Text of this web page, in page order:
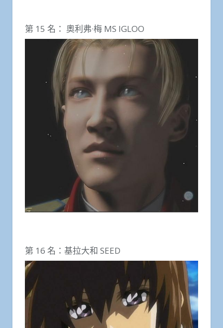
第 15 名： 奧利弗·梅 MS IGLOO
第 16 名：基拉大和 SEED